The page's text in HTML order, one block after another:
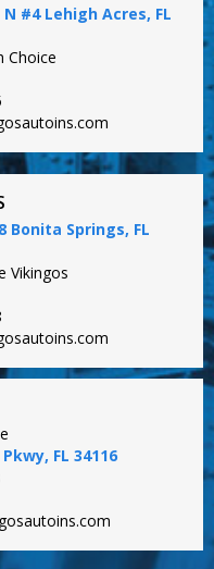
#4 Lehigh Acres, FL
Choice
Bonita Springs, FL
Vikingos
FL 34116